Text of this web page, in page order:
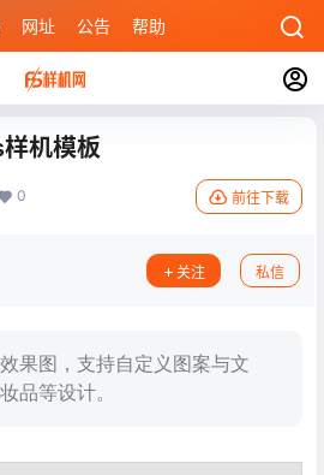
网址 公告 帮助
机模板
0 前往下载
关注 私信
果图，支持自定义图案与文
品等设计。